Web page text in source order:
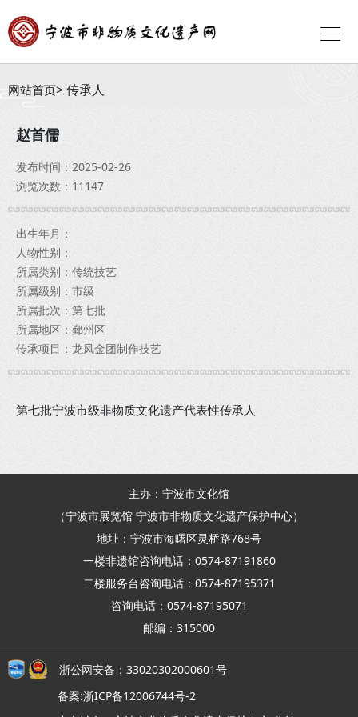
网站首页 传承人
赵首儒
发布时间：2025-02-26
浏览次数：11147
出生年月：
人物性别：
所属类别：传统技艺
所属级别：市级
所属批次：第七批
所属地区：鄞州区
传承项目：龙凤金团制作技艺 ​
第七批宁波市级非物质文化遗产代表性传承人
主办：宁波市文化馆
（宁波市展览馆 宁波市非物质文化遗产保护中心）
地址：宁波市海曙区灵桥路768号
一楼非遗馆咨询电话：0574-87191860
二楼服务台咨询电话：0574-87195371
咨询电话：0574-87195071
邮编：315000
浙公网安备：33020302000601号
备案:浙ICP备12006744号-2